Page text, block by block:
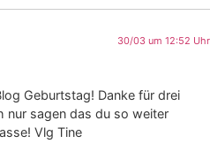
30/03 um 12:52 Uhr
Geburtstag! Danke für drei
nur sagen das du so weiter
Vlg Tine